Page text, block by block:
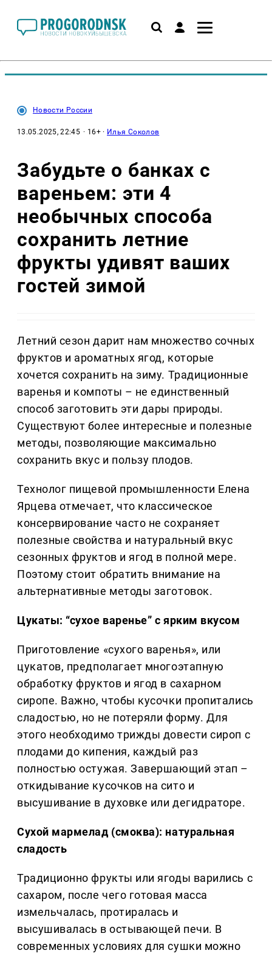
Новости России
13.05.2025, 22:45 · 16+ · Илья Соколов
Забудьте о банках с
вареньем: эти 4
необычных способа
сохранить летние
фрукты удивят ваших
гостей зимой
Летний сезон дарит нам множество сочных
фруктов и ароматных ягод, которые
хочется сохранить на зиму. Традиционные
варенья и компоты – не единственный
способ заготовить эти дары природы.
Существуют более интересные и полезные
методы, позволяющие максимально
сохранить вкус и пользу плодов.
Технолог пищевой промышленности Елена
Ярцева отмечает, что классическое
консервирование часто не сохраняет
полезные свойства и натуральный вкус
сезонных фруктов и ягод в полной мере.
Поэтому стоит обратить внимание на
альтернативные методы заготовок.
Цукаты: “сухое варенье” с ярким вкусом
Приготовление «сухого варенья», или
цукатов, предполагает многоэтапную
обработку фруктов и ягод в сахарном
сиропе. Важно, чтобы кусочки пропитались
сладостью, но не потеряли форму. Для
этого необходимо трижды довести сироп с
плодами до кипения, каждый раз
полностью остужая. Завершающий этап –
откидывание кусочков на сито и
высушивание в духовке или дегидраторе.
Сухой мармелад (смоква): натуральная
сладость
Традиционно фрукты или ягоды варились с
сахаром, после чего готовая масса
измельчалась, протиралась и
высушивалась в остывающей печи. В
современных условиях для сушки можно